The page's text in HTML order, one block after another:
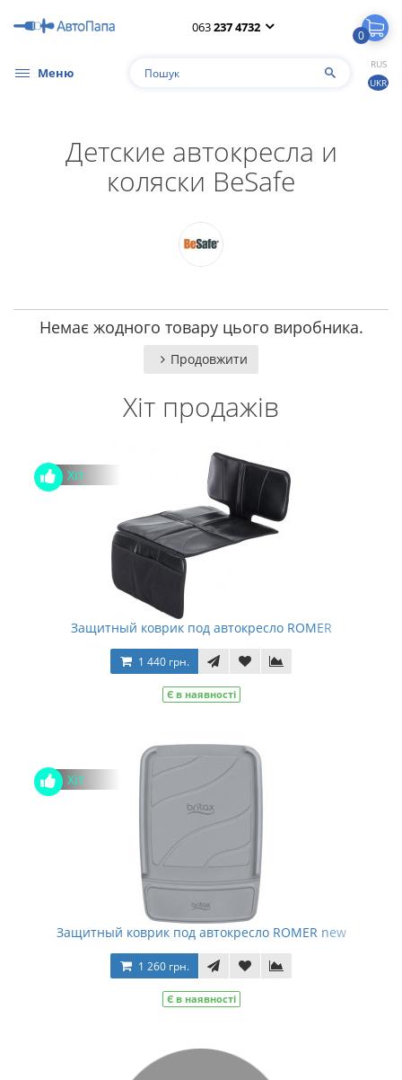
063237 4732
0
Меню
RUS
UKR
Детские автокресла и
коляски BeSafe
Немає жодного товару цього виробника.
Продовжити
Хіт продажів
Хіт
Защитный коврик под автокресло ROMER
1 440 грн.
Є в наявності
Хіт
Защитный коврик под автокресло ROMER new
1 260 грн.
Є в наявності